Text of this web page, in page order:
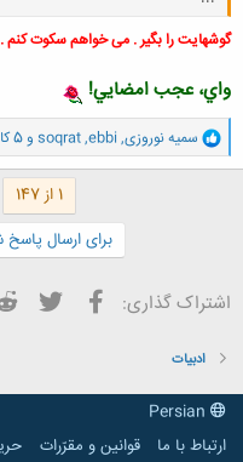
کلیک
گوشهایت را بگیر . می خواهم سکوت کنم
واي، عجب امضايي!
و
ا
ک
سمیه نوروزی,
ebbi
,
soqrat و 5 کاربر دیگر
1 از 147
برای ارسال پاسخ
اشتراک گذاری: فیسبوک تویتر
ادبیات
ارتباط با ما
قوانین و مقرّرات